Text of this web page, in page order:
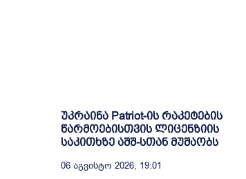
უკრაინა Patriot-ის რაკეტების
წარმოებისთვის ლიცენზიის
საკითხზე აშშ-სთან მუშაობს
06 Აგვისტო 2026, 19:01